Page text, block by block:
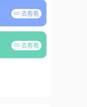
去看看
去看看